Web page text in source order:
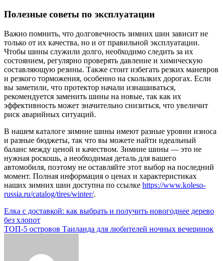
Полезные советы по эксплуатации
Важно помнить, что долговечность зимних шин зависит не
только от их качества, но и от правильной эксплуатации.
Чтобы шины служили долго, необходимо следить за их
состоянием, регулярно проверять давление и химическую
составляющую резины. Также стоит избегать резких маневров
и резкого торможения, особенно на скользких дорогах. Если
вы заметили, что протектор начали изнашиваться,
рекомендуется заменить шины на новые, так как их
эффективность может значительно снизиться, что увеличит
риск аварийных ситуаций.
В нашем каталоге зимние шины имеют разные уровни износа
и разные бюджеты, так что вы можете найти идеальный
баланс между ценой и качеством. Зимние шины — это не
нужная роскошь, а необходимая деталь для вашего
автомобиля, поэтому не оставляйте этот выбор на последний
момент. Полная информация о ценах и характеристиках
наших зимних шин доступна по ссылке https://www.koleso-
russia.ru/catalog/tires/winter/.
Навигация
по
Елка с доставкой: как выбрать и получить новогоднее дерево
без хлопот
ТОП-5 островов Таиланда для любителей ночных вечеринок